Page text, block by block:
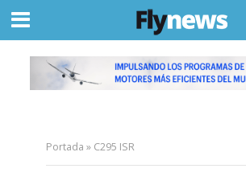
Portada » C295 ISR